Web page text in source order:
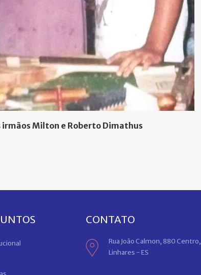
irmãos Milton e Roberto Dimathus
CONTATO
Rua João Calmon, 880 Centro,
Linhares - ES